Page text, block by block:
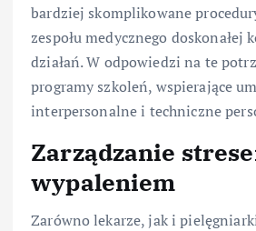
bardziej skomplikowane
zespołu medycznego doskonałej
działań. W odpowiedzi na te
programy szkoleń, wspierające
interpersonalne i techniczne
Zarządzanie
wypaleniem
Zarówno lekarze, jak i